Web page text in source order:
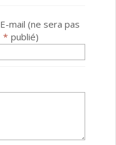
E-mail (ne sera pas
publié)
*